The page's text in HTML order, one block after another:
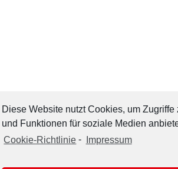
Diese Website nutzt Cookies, um Zugriffe
und Funktionen für soziale Medien
Cookie-Richtlinie - Impressum